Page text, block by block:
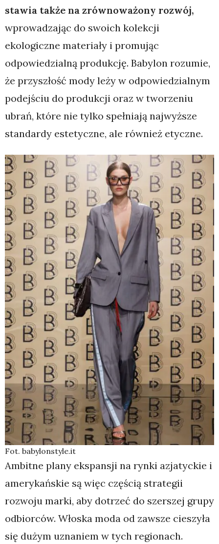
stawia także na zrównoważony rozwój,
wprowadzając do swoich kolekcji
ekologiczne materiały i promując
odpowiedzialną produkcję. Babylon rozumie,
że przyszłość mody leży w odpowiedzialnym
podejściu do produkcji oraz w tworzeniu
ubrań, które nie tylko spełniają najwyższe
standardy estetyczne, ale również etyczne.
Fot. babylonstyle.it
Ambitne plany ekspansji na rynki azjatyckie i
amerykańskie są więc częścią strategii
rozwoju marki, aby dotrzeć do szerszej grupy
odbiorców. Włoska moda od zawsze cieszyła
się dużym uznaniem w tych regionach.